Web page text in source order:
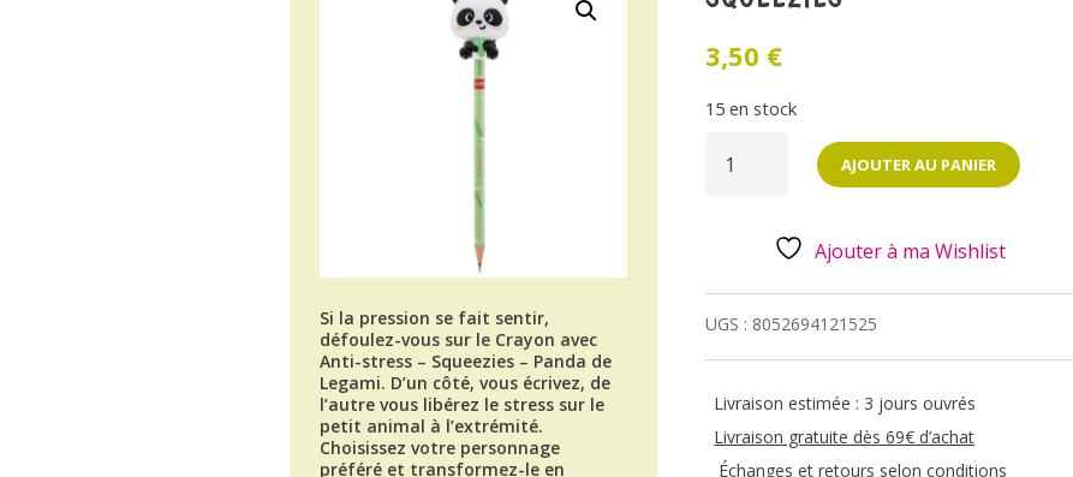
Si la pression se fait sentir,
défoulez-vous sur le Crayon avec
Anti-stress – Squeezies – Panda de
Legami. D’un côté, vous écrivez, de
l’autre vous libérez le stress sur le
petit animal à l’extrémité.
Choisissez votre personnage
préféré et transformez-le en
3,50 €
15 en stock
DE
CRAYON
SQUEEZIES
AJOUTER AU PANIER
Ajouter à ma Wishlist
UGS : 8052694121525
Livraison estimée : 3 jours ouvrés
Livraison gratuite dès 69€ d’achat
Échanges et retours selon conditions